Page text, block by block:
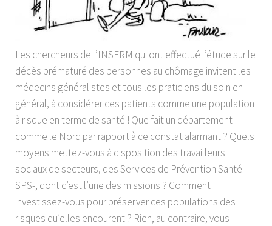
Les chercheurs de l’INSERM qui ont effectué l’étude sur le
décès prématuré des personnes au chômage invitent les
médecins généralistes et tous les praticiens du soin en
général, à considérer ces patients comme une population
à risque en terme de santé ! Que fait un département
comme le Nord par rapport à ce constat alarmant ? Quels
moyens mettez-vous à disposition des travailleurs
sociaux de secteurs, des Services de Prévention Santé -
SPS-, dont c’est l’une des missions ? Comment
investissez-vous pour préserver ces populations des
risques qu’elles encourent ? Rien, au contraire, vous